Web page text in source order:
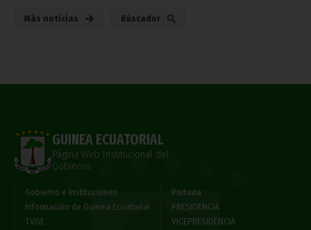
Más noticias Búscador
GUINEA ECUATORIAL
Página Web Institucional del
Gobierno
Gobierno e Instituciones
Información de Guinea Ecuatorial
TVGE
Portada
PRESIDENCIA
VICEPRESIDENCIA